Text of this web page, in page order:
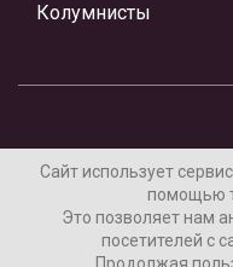
Колумнисты
Материалы
Сайт использует
помощью
Это позволяет нам
посетителей с